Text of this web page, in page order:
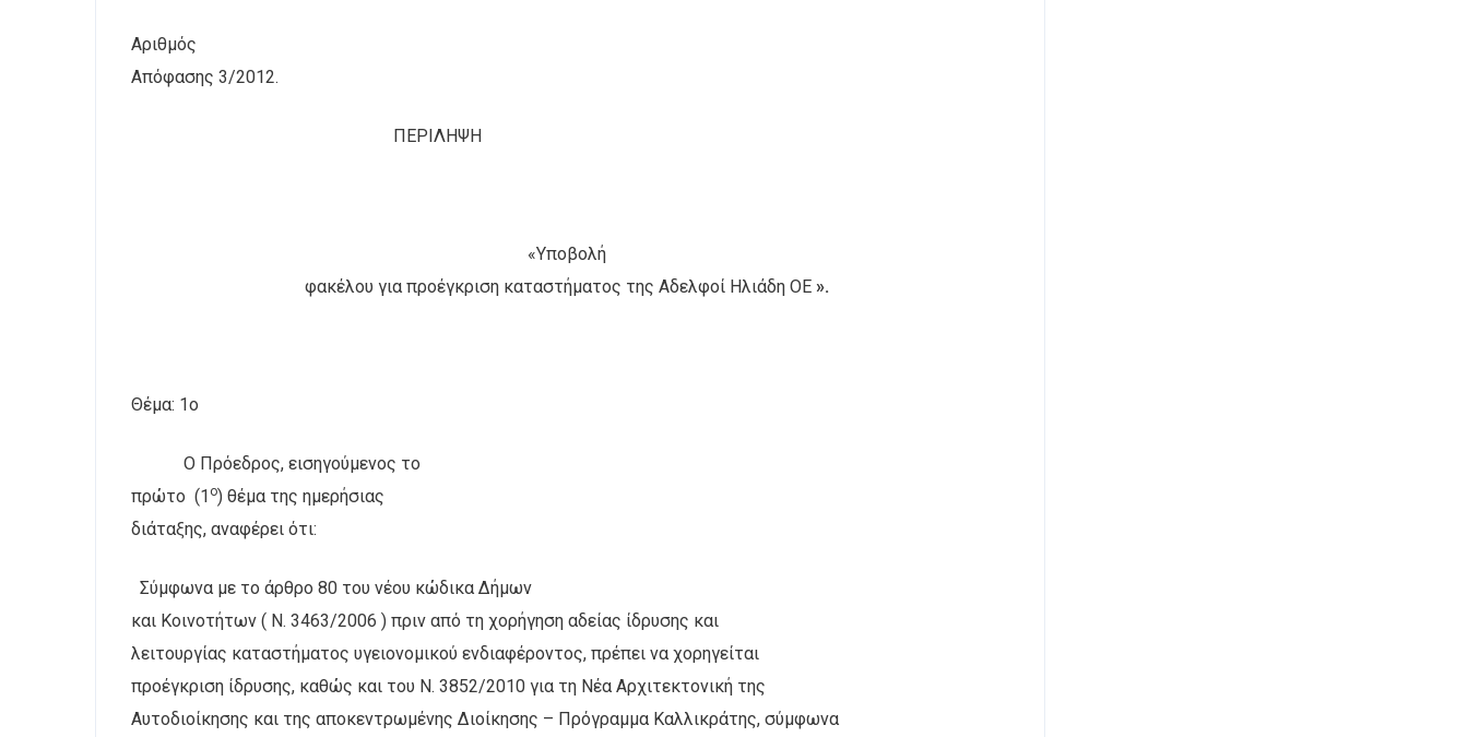
Αριθμός
Απόφασης 3/2012.
ΠΕΡΙΛΗΨΗ
«Υποβολή
φακέλου για προέγκριση καταστήματος της Αδελφοί Ηλιάδη ΟΕ ».
Θέμα: 1ο
Ο Πρόεδρος, εισηγούμενος το
πρώτο (1 ο) θέμα της ημερήσιας
διάταξης, αναφέρει ότι:
Σύμφωνα με το άρθρο 80 του νέου κώδικα Δήμων
και Κοινοτήτων ( Ν. 3463/2006 ) πριν από τη χορήγηση αδείας ίδρυσης και
λειτουργίας καταστήματος υγειονομικού ενδιαφέροντος, πρέπει να χορηγείται
προέγκριση ίδρυσης, καθώς και του Ν. 3852/2010 για τη Νέα Αρχιτεκτονική της
Αυτοδιοίκησης και της αποκεντρωμένης Διοίκησης – Πρόγραμμα Καλλικράτης, σύμφωνα